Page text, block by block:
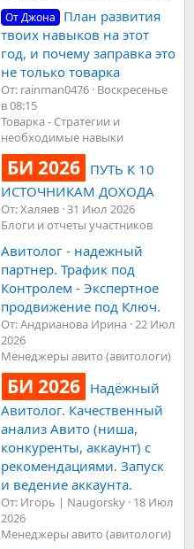
От Джона
План развития
твоих навыков на этот
год, и почему заправка это
не только товарка
От: rainman0476 Воскресенье
в 08:15
Товарка - Стратегии и
необходимые навыки
БИ 2026 ПУТЬ К 10
ИСТОЧНИКАМ ДОХОДА
От: Халяев 31 Июл 2026
Блоги и отчеты участников
Авитолог - надежный
партнер. Трафик под
Контролем - Экспертное
продвижение под Ключ.
От: Андрианова Ирина 22 Июл
2026
Менеджеры авито (авитологи)
БИ 2026 Надёжный
Авитолог. Качественный
анализ Авито (ниша,
конкуренты, аккаунт) с
рекомендациями. Запуск
и ведение аккаунта.
От: Игорь | Naugorsky 18 Июл
2026
Менеджеры авито (авитологи)